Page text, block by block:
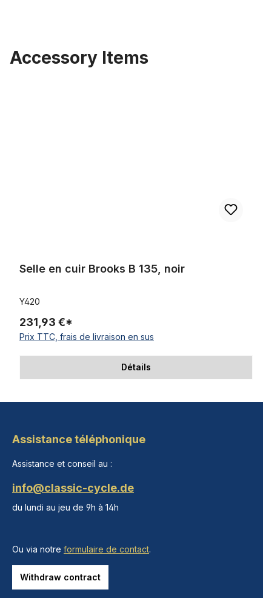
Accessory Items
Selle en cuir Brooks B 135, noir
Y420
231,93 €*
Prix TTC, frais de livraison en sus
Détails
Assistance téléphonique
Assistance et conseil au :
info@classic-cycle.de
du lundi au jeu de 9h à 14h
Ou via notre formulaire de contact.
Withdraw contract